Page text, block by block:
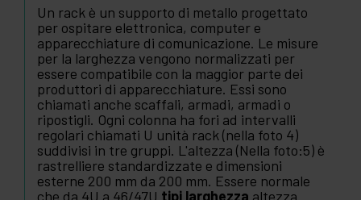
Un rack è un supporto di metallo progettato
per ospitare elettronica, computer e
apparecchiature di comunicazione. Le misure
per la larghezza vengono normalizzati per
essere compatibile con la maggior parte dei
produttori di apparecchiature. Essi sono
chiamati anche scaffali, armadi, armadi o
ripostigli. Ogni colonna ha fori ad intervalli
regolari chiamati U unità rack (nella foto 4)
suddivisi in tre gruppi. L'altezza (Nella foto:5) è
rastrelliere standardizzate e dimensioni
esterne 200 mm da 200 mm. Essere normale
che da 4U a 46/47U tipi larghezza altezza